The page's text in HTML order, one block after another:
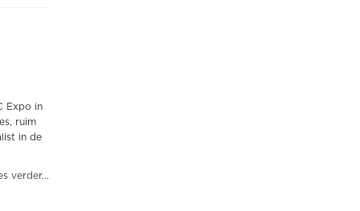
Expo in
ruim
in de
verder...